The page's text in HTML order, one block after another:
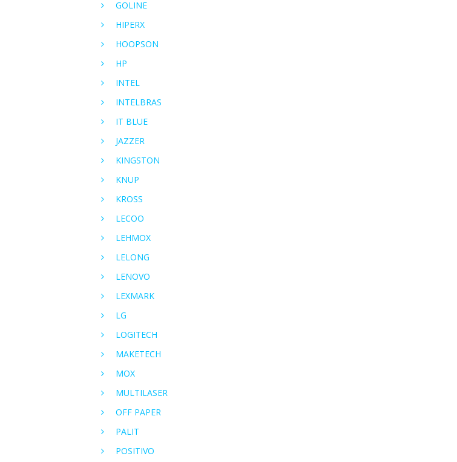
GOLINE
HIPERX
HOOPSON
HP
INTEL
INTELBRAS
IT BLUE
JAZZER
KINGSTON
KNUP
KROSS
LECOO
LEHMOX
LELONG
LENOVO
LEXMARK
LG
LOGITECH
MAKETECH
MOX
MULTILASER
OFF PAPER
PALIT
POSITIVO